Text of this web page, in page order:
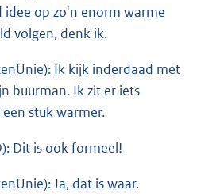
idee op zo'n enorm warme
volgen, denk ik.
Ik kijk inderdaad met
buurman. Ik zit er iets
stuk warmer.
Dit is ook formeel!
Ja, dat is waar.